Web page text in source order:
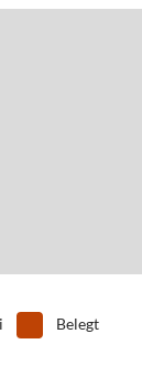
Belegt